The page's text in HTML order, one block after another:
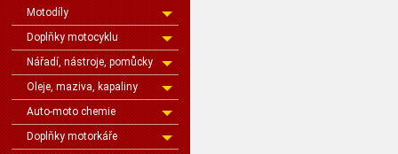
Motodíly
Doplňky motocyklu
Nářadí, nástroje, pomůcky
Oleje, maziva, kapaliny
Auto-moto chemie
Doplňky motorkáře